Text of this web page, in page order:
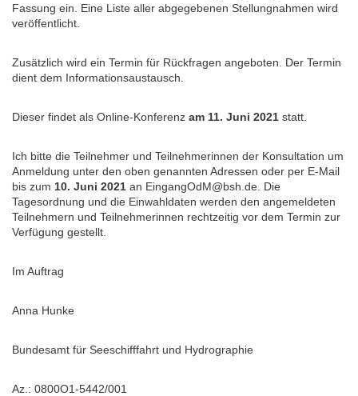
Fassung ein. Eine Liste aller abgegebenen Stellungnahmen wird
veröffentlicht.
Zusätzlich wird ein Termin für Rückfragen angeboten. Der Termin
dient dem Informationsaustausch.
Dieser findet als Online-Konferenz am 11. Juni 2021 statt.
Ich bitte die Teilnehmer und Teilnehmerinnen der Konsultation um
Anmeldung unter den oben genannten Adressen oder per E-Mail
bis zum 10. Juni 2021 an EingangOdM@bsh.de. Die
Tagesordnung und die Einwahldaten werden den angemeldeten
Teilnehmern und Teilnehmerinnen rechtzeitig vor dem Termin zur
Verfügung gestellt.
Im Auftrag
Anna Hunke
Bundesamt für Seeschifffahrt und Hydrographie
Az.: 0800O1-5442/001